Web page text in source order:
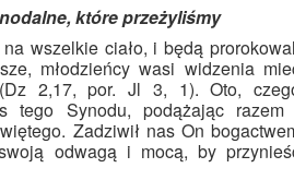
które przeżyliśmy
wszelkie ciało, i będą
młodzieńcy wasi widzenia
2,17, por. Jl 3, 1). Oto,
tego Synodu, podążając razem
Zadziwił nas On
odwagą i mocą, by